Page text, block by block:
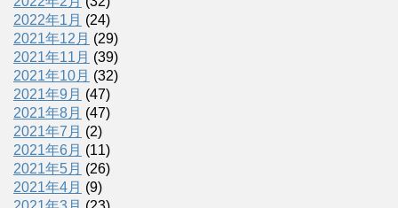
2022年1月 (24)
2021年12月 (29)
2021年11月 (39)
2021年10月 (32)
2021年9月 (47)
2021年8月 (47)
2021年7月 (2)
2021年6月 (11)
2021年5月 (26)
2021年4月 (9)